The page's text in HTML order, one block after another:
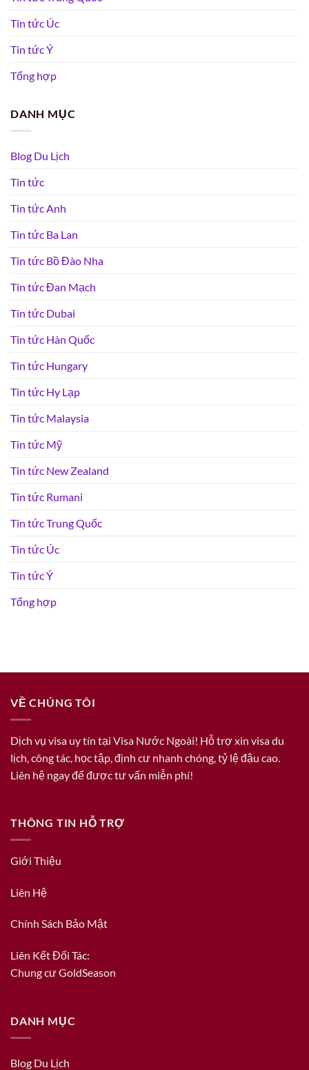
Tin tức Úc
Tin tức Ý
Tổng hợp
DANH MỤC
Blog Du Lịch
Tin tức
Tin tức Anh
Tin tức Ba Lan
Tin tức Bồ Đào Nha
Tin tức Đan Mạch
Tin tức Dubai
Tin tức Hàn Quốc
Tin tức Hungary
Tin tức Hy Lạp
Tin tức Malaysia
Tin tức Mỹ
Tin tức New Zealand
Tin tức Rumani
Tin tức Trung Quốc
Tin tức Úc
Tin tức Ý
Tổng hợp
VỀ CHÚNG TÔI
Dịch vụ visa uy tín tại Visa Nước Ngoài! Hỗ trợ xin visa du
lịch, công tác, học tập, định cư nhanh chóng, tỷ lệ đậu cao.
Liên hệ ngay để được tư vấn miễn phí!
THÔNG TIN HỖ TRỢ
Giới Thiệu
Liên Hệ
Chính Sách Bảo Mật
Liên Kết Đối Tác:
Chung cư GoldSeason
DANH MỤC
Blog Du Lịch